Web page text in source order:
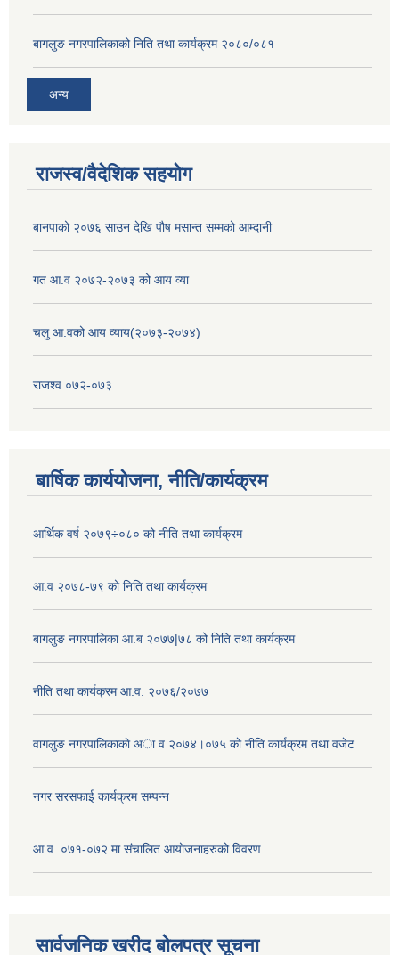
बागलुङ नगरपालिकाको निति तथा कार्यक्रम २०८०/०८१
अन्य
राजस्व/वैदेशिक सहयोग
बानपाको २०७६ साउन देखि पौष मसान्त सम्मको आम्दानी
गत आ.व २०७२-२०७३ को आय व्या
चलु आ.वको आय व्याय(२०७३-२०७४)
राजश्व ०७२-०७३
बार्षिक कार्ययोजना, नीति/कार्यक्रम
आर्थिक वर्ष २०७९÷०८० को नीति तथा कार्यक्रम
आ.व २०७८-७९ को निति तथा कार्यक्रम
बागलुङ नगरपालिका आ.ब २०७७|७८ को निति तथा कार्यक्रम
नीति तथा कार्यक्रम आ.व. २०७६/२०७७
वागलुङ नगरपालिकाकाे अा‍ व २०७४।०७५ काे नीति कार्यक्रम तथा वजेट
नगर सरसफाई कार्यक्रम सम्पन्न
आ.व. ०७१-०७२ मा संचालित आयोजनाहरुको विवरण
सार्वजनिक खरीद बोलपत्र सूचना